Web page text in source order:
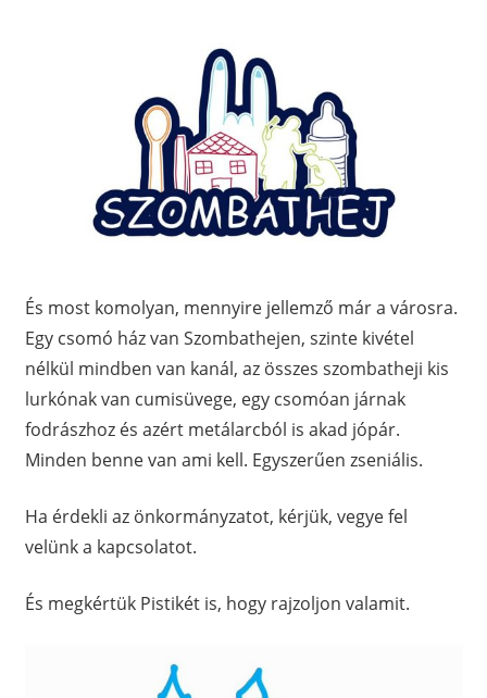
És most komolyan, mennyire jellemző már a városra.
Egy csomó ház van Szombathejen, szinte kivétel
nélkül mindben van kanál, az összes szombatheji kis
lurkónak van cumisüvege, egy csomóan járnak
fodrászhoz és azért metálarcból is akad jópár.
Minden benne van ami kell. Egyszerűen zseniális.
Ha érdekli az önkormányzatot, kérjük, vegye fel
velünk a kapcsolatot.
És megkértük Pistikét is, hogy rajzoljon valamit.